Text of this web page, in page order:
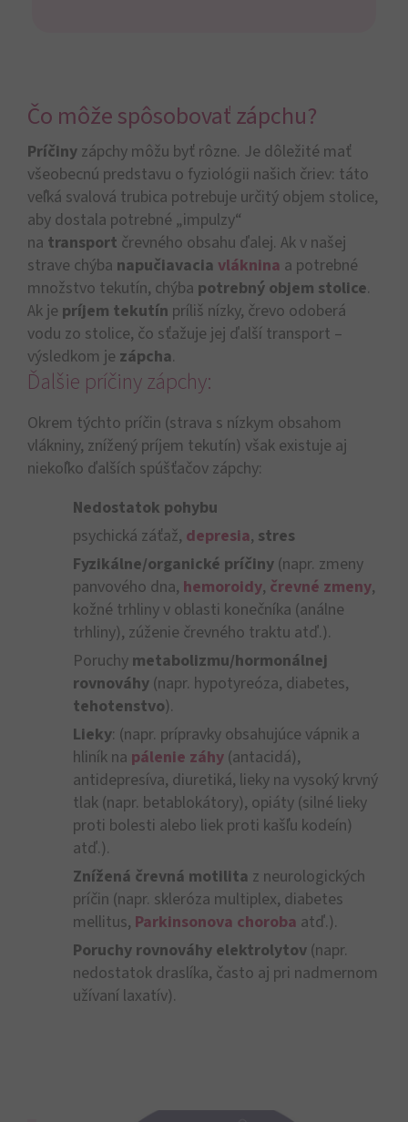
Čo môže spôsobovať zápchu?
Príčiny zápchy môžu byť rôzne. Je dôležité mať
všeobecnú predstavu o fyziológii našich čriev: táto
veľká svalová trubica potrebuje určitý objem stolice,
aby dostala potrebné „impulzy“
na transport črevného obsahu ďalej. Ak v našej
strave chýba napučiavacia vláknina a potrebné
množstvo tekutín, chýba potrebný objem stolice.
Ak je príjem tekutín príliš nízky, črevo odoberá
vodu zo stolice, čo sťažuje jej ďalší transport –
výsledkom je zápcha.
Ďalšie príčiny zápchy:
Okrem týchto príčin (strava s nízkym obsahom
vlákniny, znížený príjem tekutín) však existuje aj
niekoľko ďalších spúšťačov zápchy:
Nedostatok pohybu
psychická záťaž, depresia, stres
Fyzikálne/organické príčiny (napr. zmeny
panvového dna, hemoroidy, črevné zmeny,
kožné trhliny v oblasti konečníka (análne
trhliny), zúženie črevného traktu atď.).
Poruchy metabolizmu/hormonálnej
rovnováhy (napr. hypotyreóza, diabetes,
tehotenstvo).
Lieky: (napr. prípravky obsahujúce vápnik a
hliník na pálenie záhy (antacidá),
antidepresíva, diuretiká, lieky na vysoký krvný
tlak (napr. betablokátory), opiáty (silné lieky
proti bolesti alebo liek proti kašľu kodeín)
atď.).
Znížená črevná motilita z neurologických
príčin (napr. skleróza multiplex, diabetes
mellitus, Parkinsonova choroba atď.).
Poruchy rovnováhy elektrolytov (napr.
nedostatok draslíka, často aj pri nadmernom
užívaní laxatív).